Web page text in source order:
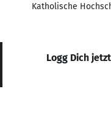
Katholische
Logg Dich